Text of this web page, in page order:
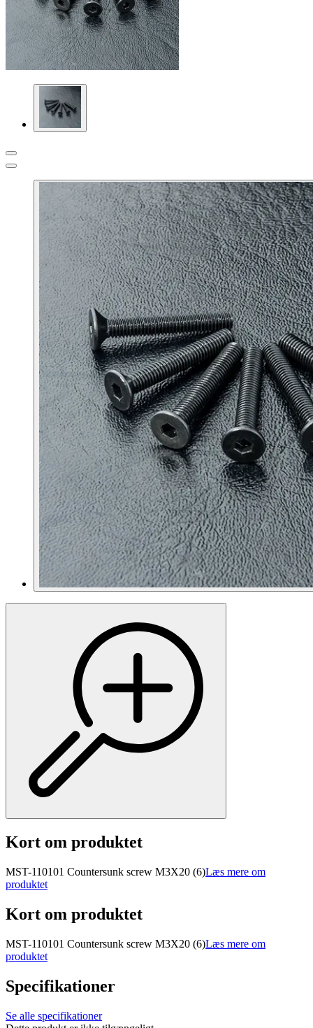
Kort om produktet
MST-110101 Countersunk screw M3X20 (6)Læs mere om
produktet
Kort om produktet
MST-110101 Countersunk screw M3X20 (6)Læs mere om
produktet
Specifikationer
Se alle specifikationer